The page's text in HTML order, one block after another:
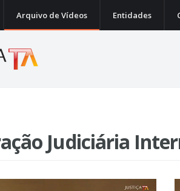
Arquivo de Vídeos Entidades
Judiciária